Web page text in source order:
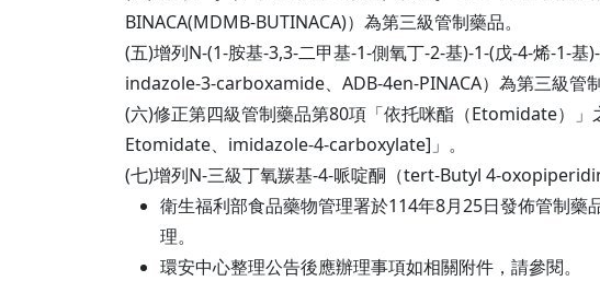
BINACA(MDMB-BUTINACA)）為第三級管制藥品。
(五)增列N-(1-胺基-3,3-二甲基-1-側氧丁-2-基)-1-(戊-4-烯-1-
indazole-3-carboxamide、ADB-4en-PINACA）為第三級管制
(六)修正第四級管制藥品第80項「依托咪酯（Etomidate）
Etomidate、imidazole-4-carboxylate]」。
(七)增列N-三級丁氧羰基-4-哌啶酮（tert-Butyl 4-
衛生福利部食品藥物管理署於114年8月25日發佈管制
理。
環安中心整理公告後應辦理事項如相關附件，請參閱。